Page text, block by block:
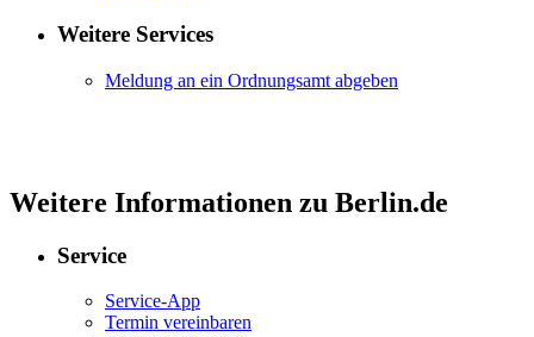
Weitere Services
Meldung an ein Ordnungsamt abgeben
Weitere Informationen zu Berlin.de
Service
Service-App
Termin vereinbaren